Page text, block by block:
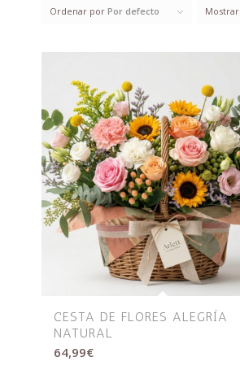
Ordenar por Por defecto Mostrar
CESTA DE FLORES ALEGRÍA
NATURAL
64,99€